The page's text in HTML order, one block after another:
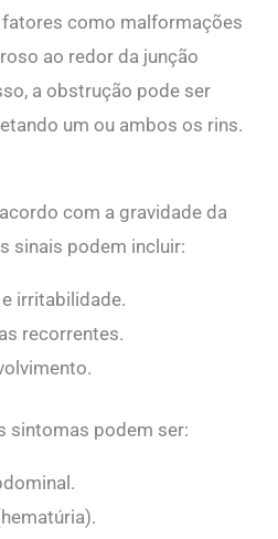
como malformações
ao redor da junção
a obstrução pode ser
um ou ambos os rins.
com a gravidade da
sinais podem incluir:
irritabilidade.
recorrentes.
sintomas podem ser: